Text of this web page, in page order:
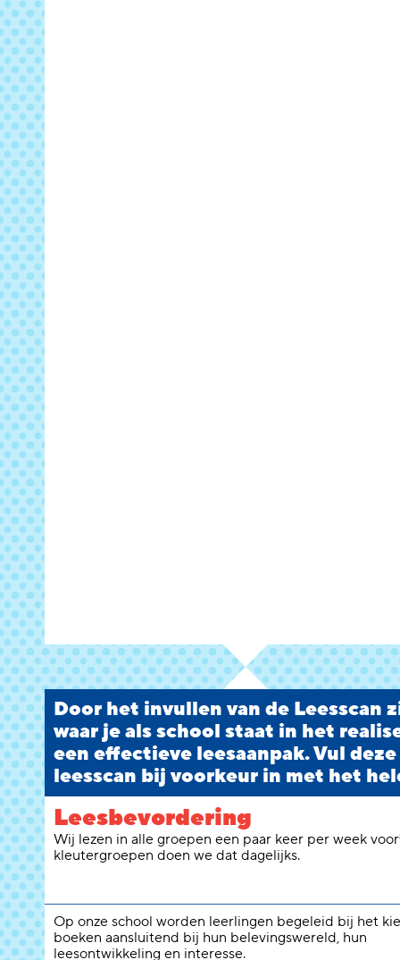
Door het invullen van de Leesscan
waar je als school staat in het
een effectieve leesaanpak. Vul deze
leesscan bij voorkeur in met het
Leesbevordering
Wij lezen in alle groepen een paar keer per week voor
kleutergroepen doen we dat dagelijks.
Op onze school worden leerlingen begeleid bij het
boeken aansluitend bij hun belevingswereld, hun
leesontwikkeling en interesse.